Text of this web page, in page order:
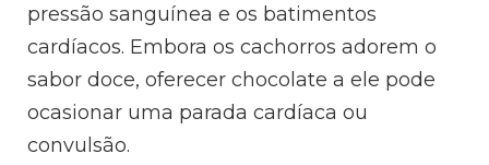
pressão sanguínea e os batimentos
cardíacos. Embora os cachorros adorem o
sabor doce, oferecer chocolate a ele pode
ocasionar uma parada cardíaca ou
convulsão.